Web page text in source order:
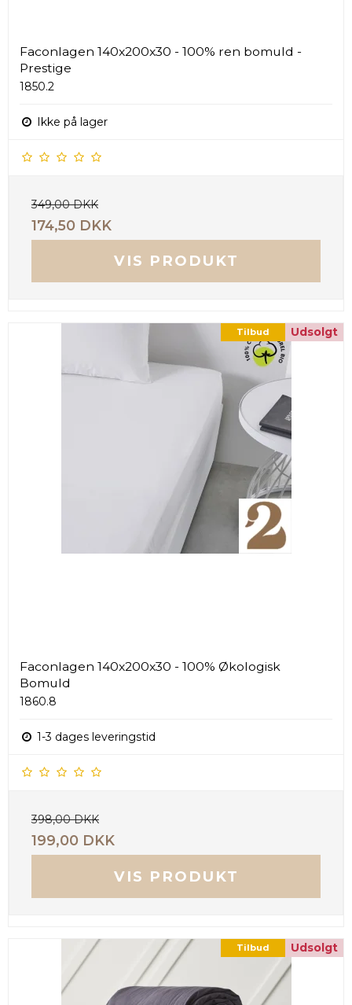
Faconlagen 140x200x30 - 100% ren bomuld -
Prestige
1850.2
Ikke på lager
349,00 DKK
174,50 DKK
VIS PRODUKT
Tilbud Udsolgt
Faconlagen 140x200x30 - 100% Økologisk
Bomuld
1860.8
1-3 dages leveringstid
398,00 DKK
199,00 DKK
VIS PRODUKT
Tilbud Udsolgt